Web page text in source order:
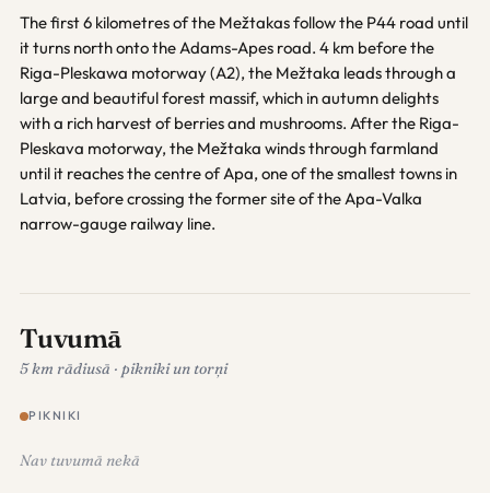
The first 6 kilometres of the Mežtakas follow the P44 road until
it turns north onto the Adams-Apes road. 4 km before the
Riga-Pleskawa motorway (A2), the Mežtaka leads through a
large and beautiful forest massif, which in autumn delights
with a rich harvest of berries and mushrooms. After the Riga-
Pleskava motorway, the Mežtaka winds through farmland
until it reaches the centre of Apa, one of the smallest towns in
Latvia, before crossing the former site of the Apa-Valka
narrow-gauge railway line.
Tuvumā
5 km rādiusā · pikniki un torņi
PIKNIKI
Nav tuvumā nekā